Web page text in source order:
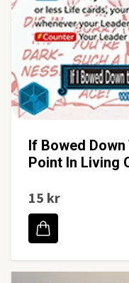
If Bowed Down
Point In Living
15 kr